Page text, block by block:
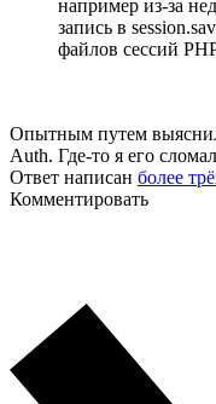
например из-за
запись в
файлов сессий
Опытным путем
Auth. Где-то я его
Ответ написан более
Комментировать